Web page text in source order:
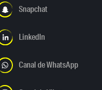
Snapchat
LinkedIn
Canal de WhatsApp